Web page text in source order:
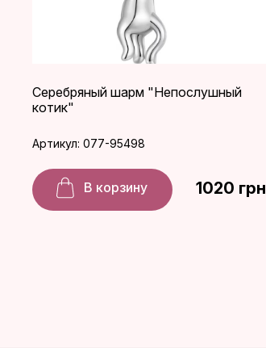
Серебряный шарм "Непослушный
котик"
Артикул: 077-95498
В корзину 1020 грн